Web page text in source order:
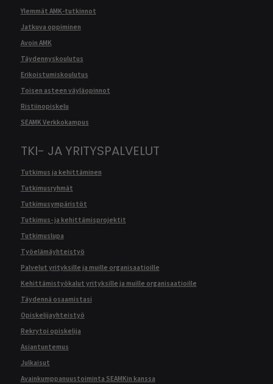
Ylemmät AMK-tutkinnot
Jatkuva oppiminen
Avoin AMK
Täydennyskoulutus
Erikoistumiskoulutus
Toisen asteen väyläopinnot
Ristiinopiskelu
SEAMK Verkkokampus
TKI- JA YRITYSPALVELUT
Tutkimus ja kehittäminen
Tutkimusryhmät
Tutkimusympäristöt
Tutkimus- ja kehittämisprojektit
Tutkimuslupa
Työelämäyhteistyö
Palvelut yrityksille ja muille organisaatioille
Kehittämistyökalut yrityksille ja muille organisaatioille
Täydennä osaamistasi
Opiskelijayhteistyö
Rekrytoi opiskelija
Asiantuntemus
Julkaisut
Avainkumppanuustoiminta SEAMKin kanssa